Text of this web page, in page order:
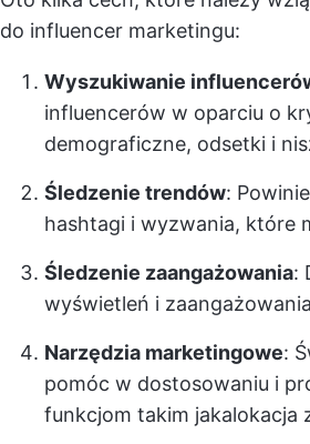
do influencer marketingu:
Wyszukiwanie
influencerów w oparciu o
demograficzne, odsetki i
Śledzenie trendów:
hashtagi i wyzwania, które
Śledzenie zaangażowania:
wyświetleń i
Narzędzia marketingowe:
pomóc w dostosowaniu i
funkcjom takim jakalokacja